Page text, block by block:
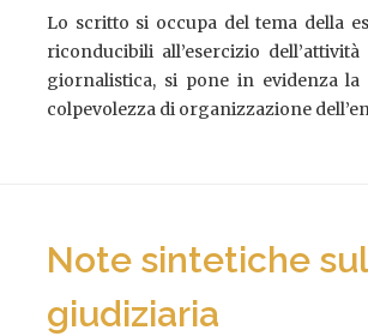
Lo scritto si occupa del tema della
riconducibili all’esercizio
giornalistica, si pone in evidenza
colpevolezza di organizzazione
Note sintetiche
giudiziaria